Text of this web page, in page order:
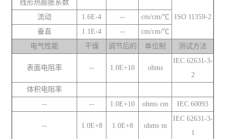
线形热膨胀系数
ISO 11359-2
流动 1.6E-4 --
cm/cm/℃
垂直
1.1E-4 --
cm/cm/℃
电气性能
干燥 调节后的 单位制 测试方法
表面电阻率 -- 1.0E+10 ohms
IEC 62631-3-
2
体积电阻率
--
-- 1.0E+10 ohms·cm IEC 60093
-- 1.0E+8 1.0E+8 ohms·m
IEC 62631-3-
1